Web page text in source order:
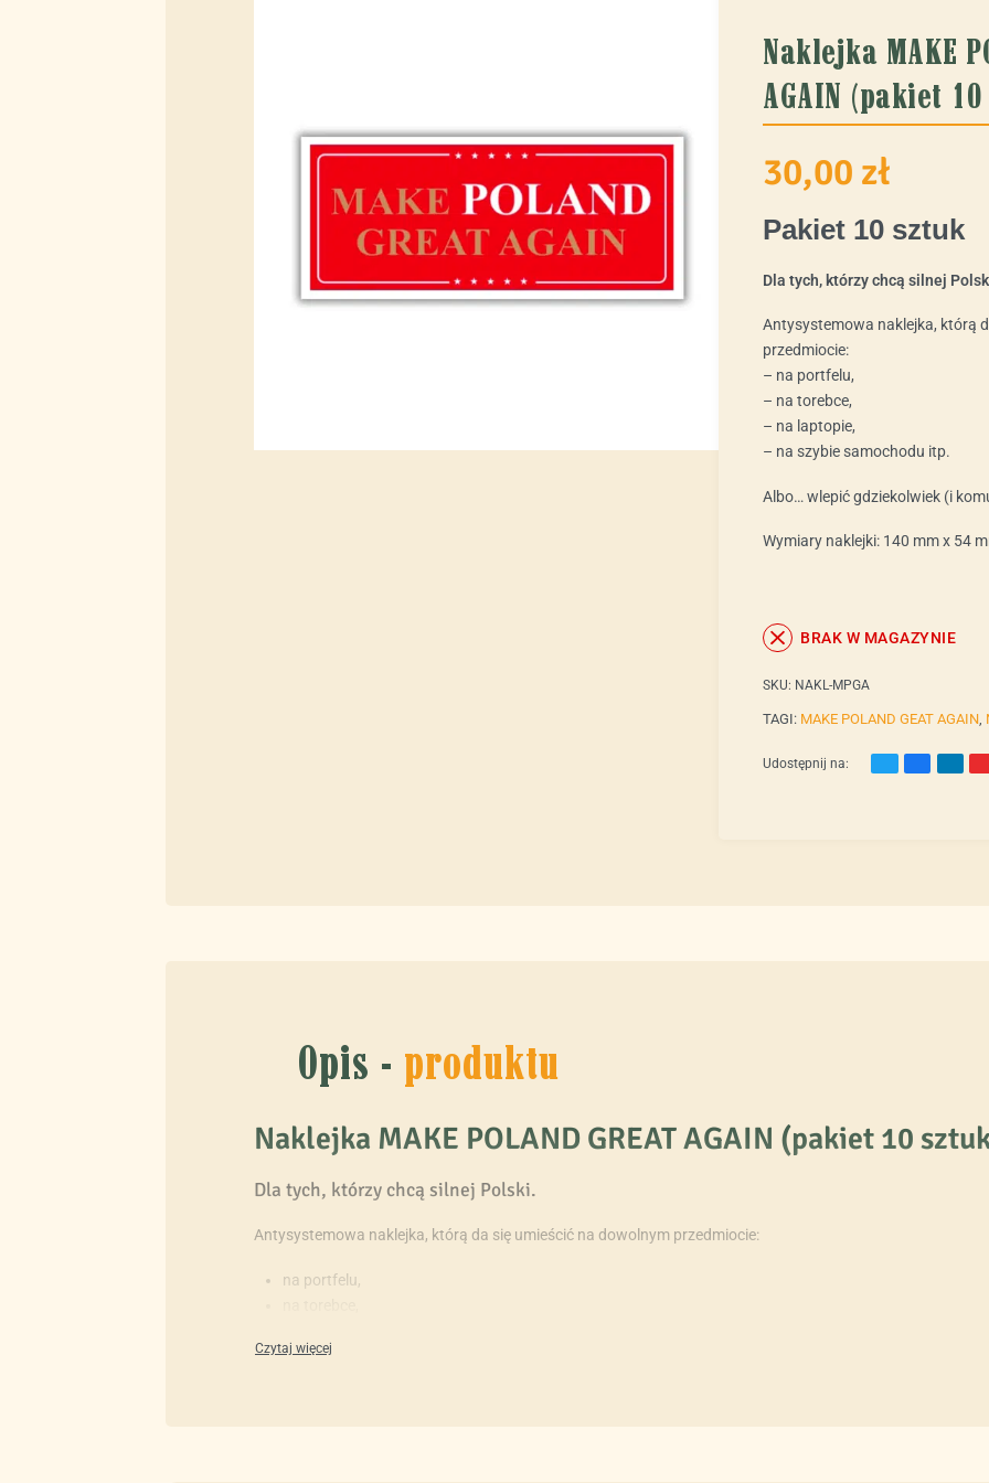
Naklejka MAKE
AGAIN (pakiet
30,00 zł
Pakiet 10 sztuk
Dla tych, którzy chcą silnej
Antysystemowa naklejka, którą
przedmiocie:
– na portfelu,
– na torebce,
– na laptopie,
– na szybie samochodu itp.
Albo… wlepić gdziekolwiek (i
Wymiary naklejki: 140 mm x 54
BRAK W MAGAZYNIE
SKU: NAKL-MPGA
TAGI: MAKE POLAND GEAT AGAIN,
Udostępnij na:
Opis - produktu
Naklejka MAKE POLAND GREAT AGAIN (pakiet 10
Dla tych, którzy chcą silnej Polski.
Antysystemowa naklejka, którą da się umieścić na dowolnym przedmiocie:
na portfelu,
na szybie samochodu itp.